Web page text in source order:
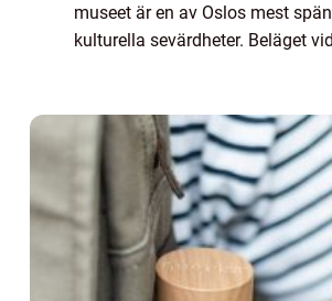
museet är en av Oslos mest
kulturella sevärdheter. Beläget